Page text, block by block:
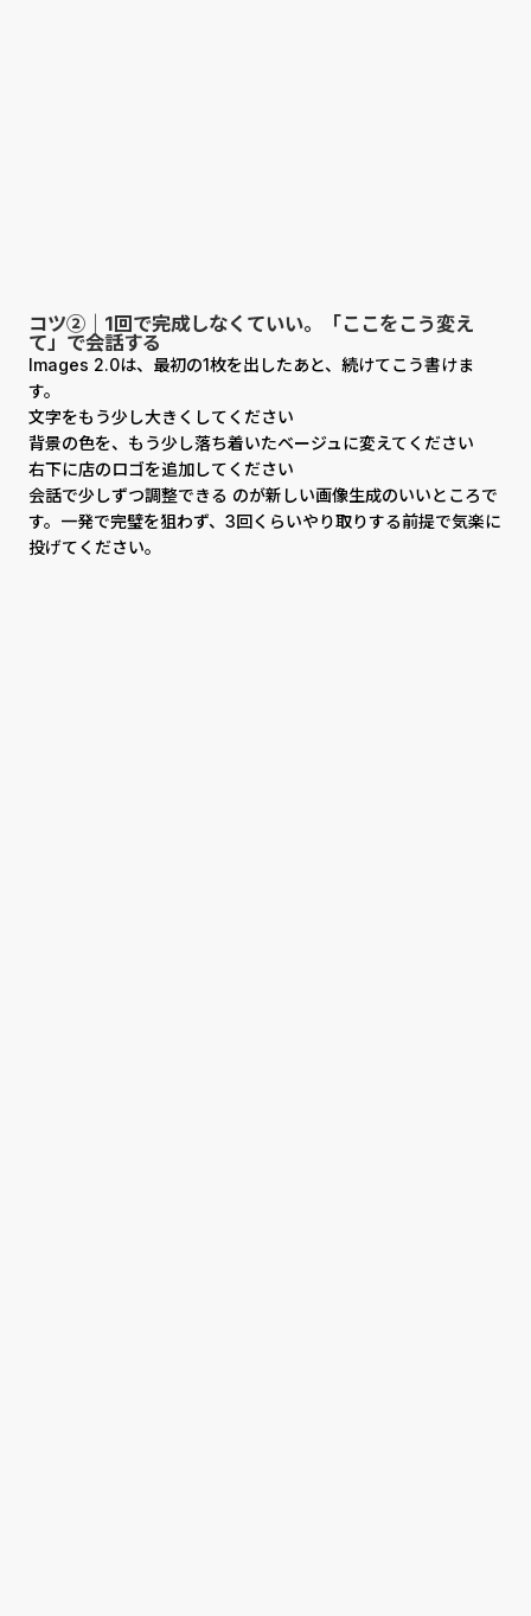
コツ②｜1回で完成しなくていい。「ここをこう変え
て」で会話する
Images 2.0は、最初の1枚を出したあと、続けてこう書けま
す。
文字をもう少し大きくしてください
背景の色を、もう少し落ち着いたベージュに変えてください
右下に店のロゴを追加してください
会話で少しずつ調整できる のが新しい画像生成のいいところで
す。一発で完璧を狙わず、3回くらいやり取りする前提で気楽に
投げてください。